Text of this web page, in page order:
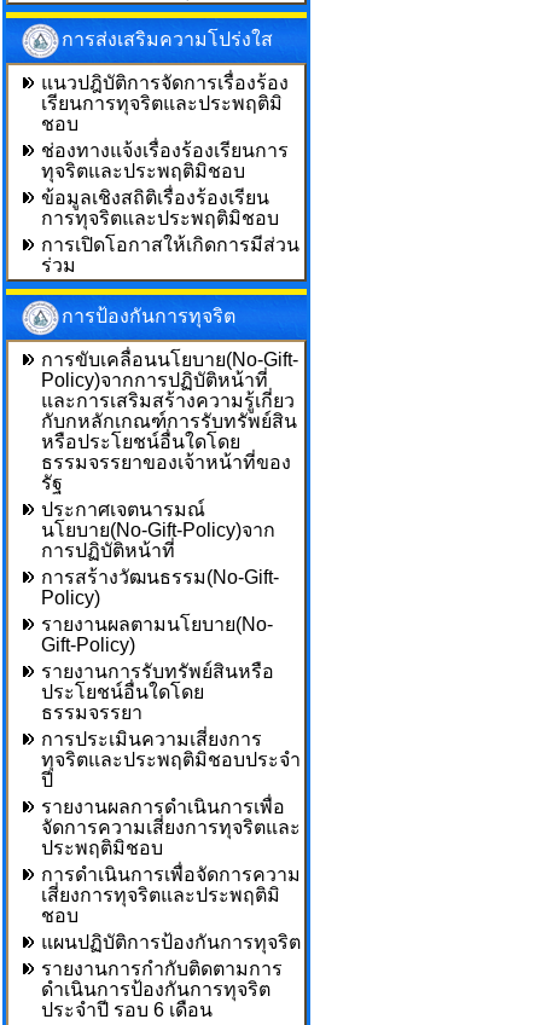
การส่งเสริมความโปร่งใส
แนวปฎิบัติการจัดการเรื่องร้อง
เรียนการทุจริตและประพฤติมิ
ชอบ
ช่องทางแจ้งเรื่องร้องเรียนการ
ทุจริตและประพฤติมิชอบ
ข้อมูลเชิงสถิติเรื่องร้องเรียน
การทุจริตและประพฤติมิชอบ
การเปิดโอกาสให้เกิดการมีส่วน
ร่วม
การป้องกันการทุจริต
การขับเคลื่อนนโยบาย(No-Gift-
Policy)จากการปฏิบัติหน้าที่
และการเสริมสร้างความรู้เกี่ยว
กับกหลักเกณฑ์การรับทรัพย์สิน
หรือประโยชน์อื่นใดโดย
ธรรมจรรยาของเจ้าหน้าที่ของ
รัฐ
ประกาศเจตนารมณ์
นโยบาย(No-Gift-Policy)จาก
การปฏิบัติหน้าที่
การสร้างวัฒนธรรม(No-Gift-
Policy)
รายงานผลตามนโยบาย(No-
Gift-Policy)
รายงานการรับทรัพย์สินหรือ
ประโยชน์อื่นใดโดย
ธรรมจรรยา
การประเมินความเสี่ยงการ
ทุจริตและประพฤติมิชอบประจำ
ปี
รายงานผลการดำเนินการเพื่อ
จัดการความเสี่ยงการทุจริตและ
ประพฤติมิชอบ
การดำเนินการเพื่อจัดการความ
เสี่ยงการทุจริตและประพฤติมิ
ชอบ
แผนปฏิบัติการป้องกันการทุจริต
รายงานการกำกับติดตามการ
ดำเนินการป้องกันการทุจริต
ประจำปี รอบ 6 เดือน